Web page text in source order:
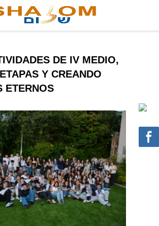
DE IV MEDIO,
Y CREANDO
ETERNOS